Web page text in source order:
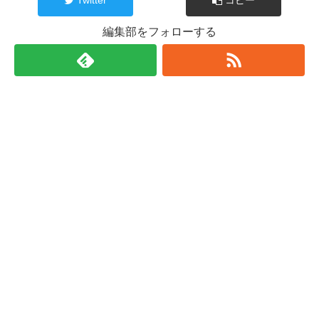
編集部をフォローする